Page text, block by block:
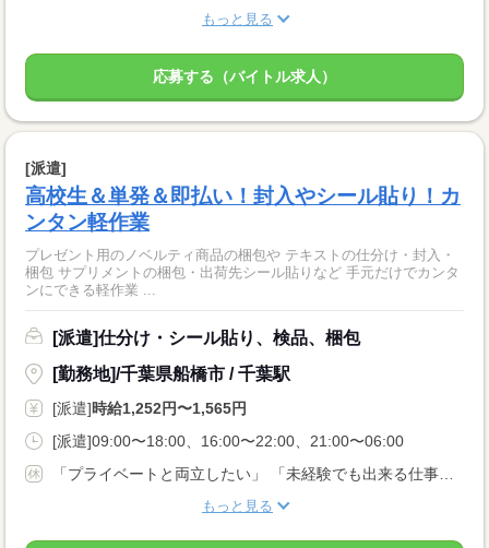
もっと見る
応募する（バイトル求人）
[派遣]
高校生＆単発＆即払い！封入やシール貼り！カ
ンタン軽作業
プレゼント用のノベルティ商品の梱包や テキストの仕分け・封入・
梱包 サプリメントの梱包・出荷先シール貼りなど 手元だけでカンタ
ンにできる軽作業 ...
[派遣]仕分け・シール貼り、検品、梱包
[勤務地]/千葉県船橋市 / 千葉駅
[派遣]時給1,252円〜1,565円
[派遣]09:00〜18:00、16:00〜22:00、21:00〜06:00
「プライベートと両立したい」 「未経験でも出来る仕事がしたい」 など… 応募理由は何でもOK！
もっと見る